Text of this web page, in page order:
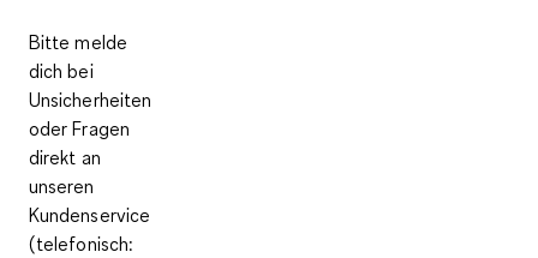
Bitte melde
dich bei
Unsicherheiten
oder Fragen
direkt an
unseren
Kundenservice
(telefonisch: